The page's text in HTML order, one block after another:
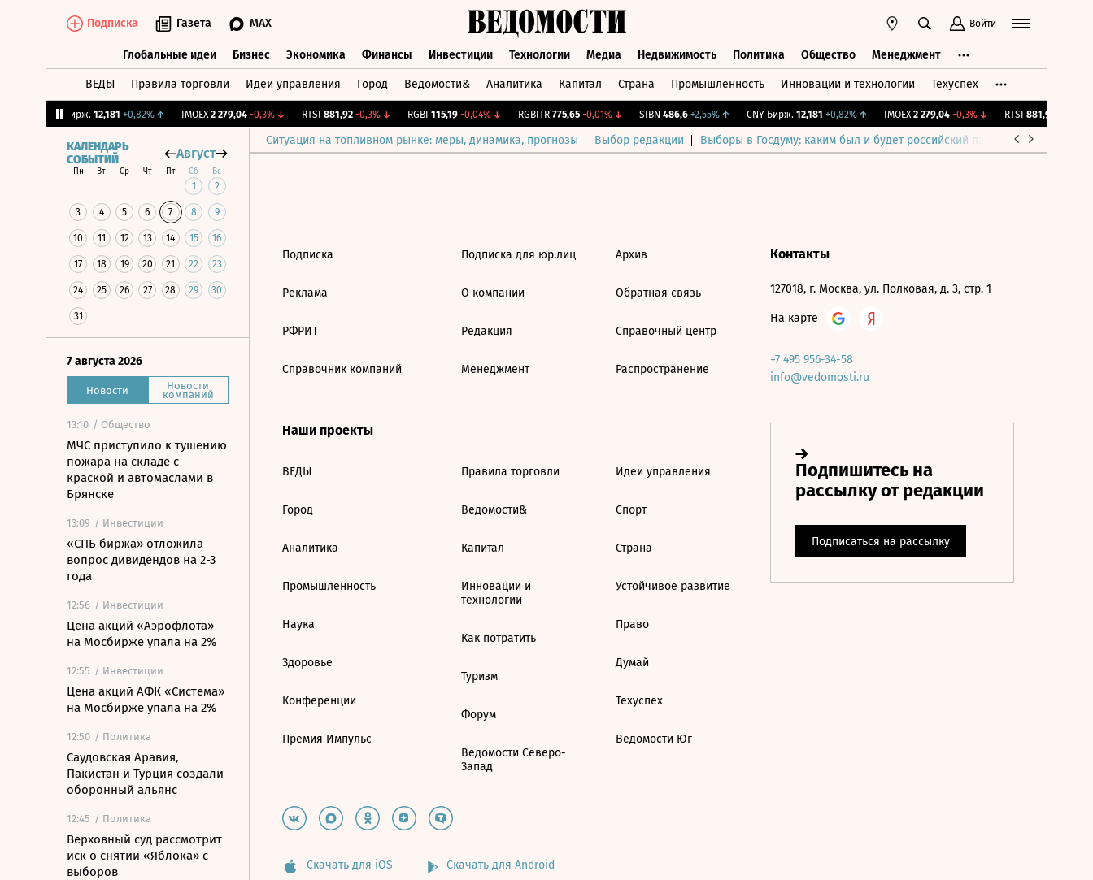
Подписка Газета MAX Войти
Глобальные идеи Бизнес Экономика Финансы Инвестиции Технологии Медиа Недвижимость Политика Общество Менеджмент
ВЕДЫ Правила торговли Идеи управления Город Ведомости& Аналитика Капитал Страна Промышленность Инновации и технологии Техуспех
CNY Бирж. 12,181 +0,82%↑ IMOEX 2 279,04 -0,3%↓ RTSI 881,92 -0,3%↓ RGBI 115,19 -0,04%↓ RGBITR 775,65 -0,01%↓ SIBN 486,6 +2,55%↑ CNY Бирж. 12,181 +0,82%↑ IMOEX 2 279,04 -0,3%↓ RTSI 881,92
Ситуация на топливном рынке: меры, динамика, прогнозы Выбор редакции Выборы в Госдуму: каким был и будет российский парламент
КАЛЕНДАРЬ
СОБЫТИЙ
Август
Пн Вт Ср Чт Пт Сб Вс
1 2
3 4 5 6 7 8 9
10 11 12 13 14 15 16
17 18 19 20 21 22 23
24 25 26 27 28 29 30
31
7 августа 2026
Новости Новости
компаний
13:10 / Общество
МЧС приступило к тушению
пожара на складе с
краской и автомаслами в
Брянске
13:09 / Инвестиции
«СПБ биржа» отложила
вопрос дивидендов на 2-3
года
12:56 / Инвестиции
Цена акций «Аэрофлота»
на Мосбирже упала на 2%
12:55 / Инвестиции
Цена акций АФК «Система»
на Мосбирже упала на 2%
12:50 / Политика
Саудовская Аравия,
Пакистан и Турция создали
оборонный альянс
12:45 / Политика
Верховный суд рассмотрит
иск о снятии «Яблока» с
выборов
Подписка
Реклама
РФРИТ
Справочник компаний
Подписка для юр.лиц
О компании
Редакция
Менеджмент
Архив
Обратная связь
Справочный центр
Распространение
Наши проекты
ВЕДЫ
Город
Аналитика
Промышленность
Наука
Здоровье
Конференции
Премия Импульс
Правила торговли
Ведомости&
Капитал
Инновации и
технологии
Как потратить
Туризм
Форум
Ведомости Северо-
Запад
Идеи управления
Спорт
Страна
Устойчивое развитие
Право
Думай
Техуспех
Ведомости Юг
Контакты
127018, г. Москва, ул. Полковая, д. 3, стр. 1
На карте
+7 495 956-34-58
info@vedomosti.ru
Скачать для iOS Скачать для Android